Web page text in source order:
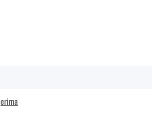
erima